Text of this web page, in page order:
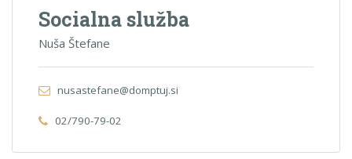
Socialna služba
Nuša Štefane
nusastefane@domptuj.si
02/790-79-02